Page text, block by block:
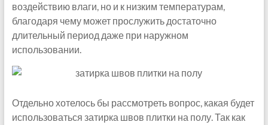
воздействию влаги, но и к низким температурам,
благодаря чему может прослужить достаточно
длительный период даже при наружном
использовании.
Отдельно хотелось бы рассмотреть вопрос, какая будет
использоваться затирка швов плитки на полу. Так как